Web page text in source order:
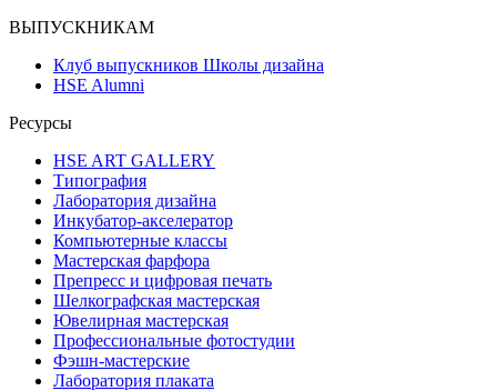
ВЫПУСКНИКАМ
Клуб выпускников Школы дизайна
HSE Alumni
Ресурсы
HSE ART GALLERY
Типография
Лаборатория дизайна
Инкубатор-акселератор
Компьютерные классы
Мастерская фарфора
Препресс и цифровая печать
Шелкографская мастерская
Ювелирная мастерская
Профессиональные фотостудии
Фэшн-мастерские
Лаборатория плаката